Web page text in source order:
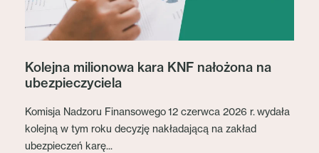
Kolejna milionowa kara KNF nałożona na
ubezpieczyciela
Komisja Nadzoru Finansowego 12 czerwca 2026 r. wydała
kolejną w tym roku decyzję nakładającą na zakład
ubezpieczeń karę...